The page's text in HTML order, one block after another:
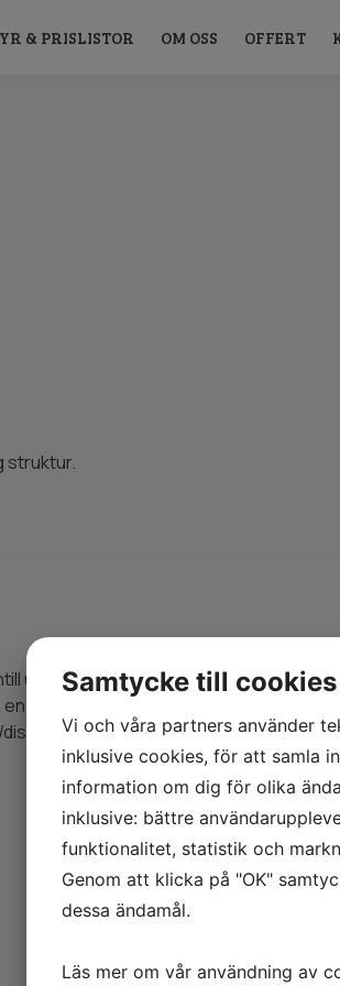
& PRISLISTOR OM OSS OFFERT
struktur.
underhållsfritt.
planare bänkskiva som
Samtycke till cookies
Vi och våra partners använder
inklusive cookies, för att samla in
information om dig för olika
inklusive: bättre
funktionalitet, statistik och
Genom att klicka på "OK"
dessa ändamål.
Läs mer om vår användning av